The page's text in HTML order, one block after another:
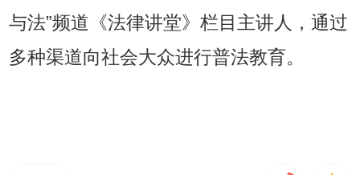
与法”频道《法律讲堂》栏目主讲人，通过
多种渠道向社会大众进行普法教育。